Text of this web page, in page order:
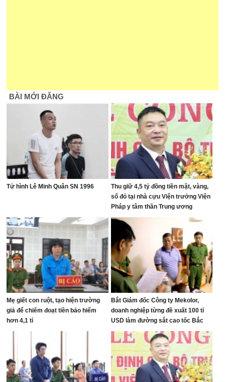
BÀI MỚI ĐĂNG
Tử hình Lê Minh Quân SN 1996
Thu giữ 4,5 tỷ đồng tiền mặt, vàng,
sổ đỏ tại nhà cựu Viện trưởng Viện
Pháp y tâm thần Trung ương
Mẹ giết con ruột, tạo hiện trường
giả để chiếm đoạt tiền bảo hiểm
hơn 4,1 tỉ
Bắt Giám đốc Công ty Mekolor,
doanh nghiệp từng đề xuất 100 tỉ
USD làm đường sắt cao tốc Bắc
Nam